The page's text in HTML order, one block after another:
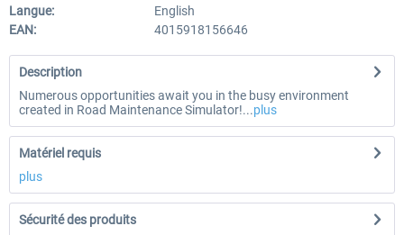
Langue:
English
EAN:
4015918156646
Description
Numerous opportunities await you in the busy environment
created in Road Maintenance Simulator!...plus
Matériel requis
plus
Sécurité des produits